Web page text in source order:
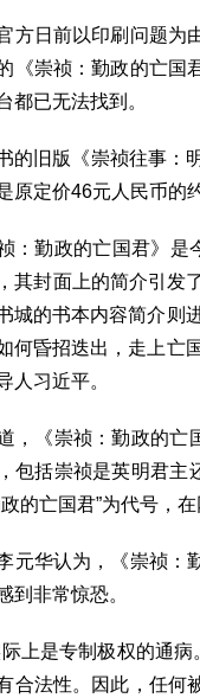
方日前以印刷问题为
《崇祯：勤政的亡国
都已无法找到。
的旧版《崇祯往事：
原定价46元人民币的
祯：勤政的亡国君》
其封面上的简介引发
城的书本内容简介则
何昏招迭出，走上亡
人习近平。
，《崇祯：勤政的亡
包括崇祯是英明君主
政的亡国君”为代号，
元华认为，《崇祯：
到非常惊恐。
际上是专制极权的通
合法性。因此，任何